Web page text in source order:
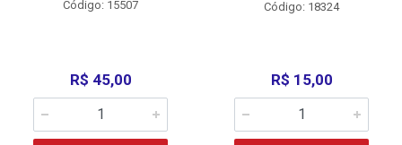
Código: 15507
R$ 45,00
Código: 18324
R$ 15,00